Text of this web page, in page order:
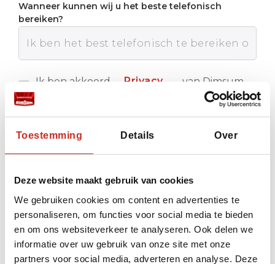
Toestemming Details Over
Deze website maakt gebruik van cookies
We gebruiken cookies om content en advertenties te
personaliseren, om functies voor social media te bieden
en om ons websiteverkeer te analyseren. Ook delen we
informatie over uw gebruik van onze site met onze
partners voor social media, adverteren en analyse. Deze
Wanneer kunnen wij u het beste telefonisch
bereiken?
Ik ben akkoord
Privacy
van Dimsum
Reizen
Verstuur